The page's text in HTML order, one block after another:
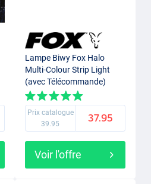
Lampe Biwy Fox Halo
Multi-Colour Strip Light
(avec Télécommande)
Prix catalogue
39.95
37.95
Voir l'offre